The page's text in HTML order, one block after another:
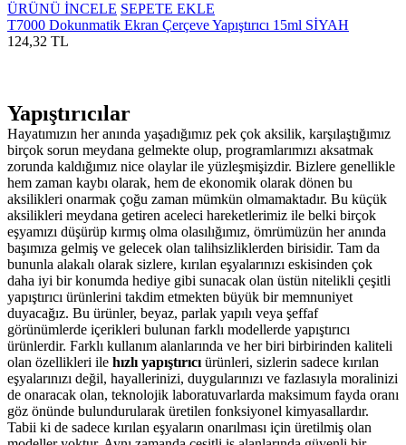
ÜRÜNÜ İNCELE SEPETE EKLE
T7000 Dokunmatik Ekran Çerçeve Yapıştırıcı 15ml SİYAH
124,32 TL
Yapıştırıcılar
Hayatımızın her anında yaşadığımız pek çok aksilik, karşılaştığımız
birçok sorun meydana gelmekte olup, programlarımızı aksatmak
zorunda kaldığımız nice olaylar ile yüzleşmişizdir. Bizlere genellikle
hem zaman kaybı olarak, hem de ekonomik olarak dönen bu
aksilikleri onarmak çoğu zaman mümkün olmamaktadır. Bu küçük
aksilikleri meydana getiren aceleci hareketlerimiz ile belki birçok
eşyamızı düşürüp kırmış olma olasılığımız, ömrümüzün her anında
başımıza gelmiş ve gelecek olan talihsizliklerden birisidir. Tam da
bununla alakalı olarak sizlere, kırılan eşyalarınızı eskisinden çok
daha iyi bir konumda hediye gibi sunacak olan üstün nitelikli çeşitli
yapıştırıcı ürünlerini takdim etmekten büyük bir memnuniyet
duyacağız. Bu ürünler, beyaz, parlak yapılı veya şeffaf
görünümlerde içerikleri bulunan farklı modellerde yapıştırıcı
ürünlerdir. Farklı kullanım alanlarında ve her biri birbirinden kaliteli
olan özellikleri ile hızlı yapıştırıcıürünleri, sizlerin sadece kırılan
eşyalarınızı değil, hayallerinizi, duygularınızı ve fazlasıyla moralinizi
de onaracak olan, teknolojik laboratuvarlarda maksimum fayda oranı
göz önünde bulundurularak üretilen fonksiyonel kimyasallardır.
Tabii ki de sadece kırılan eşyaların onarılması için üretilmiş olan